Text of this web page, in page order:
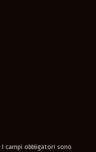
I campi obbligatori sono